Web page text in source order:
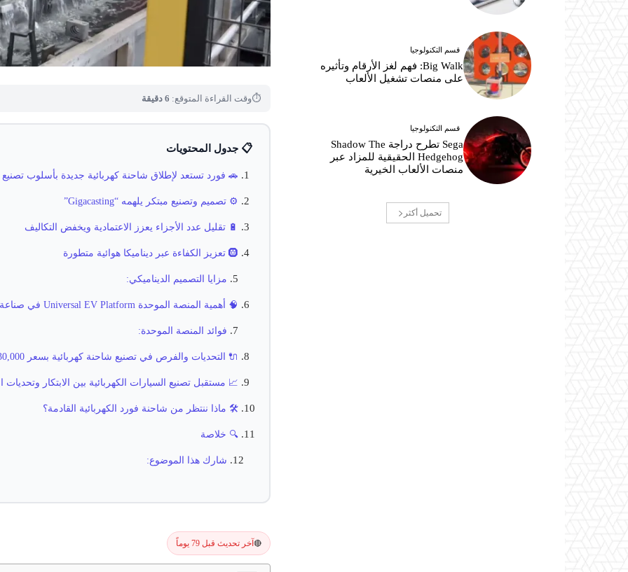
⏱وقت القراءة المتوقع: 6 دقيقة
📋 جدول المحتويات
🚗 فورد تستعد لإطلاق شاحنة كهربائية جديدة بأسلوب
⚙️ تصميم وتصنيع مبتكر يلهمه “Gigacasting”
🔋 تقليل عدد الأجزاء يعزز الاعتمادية ويخفض التكاليف
🛞 تعزيز الكفاءة عبر ديناميكا هوائية متطورة
مزايا التصميم الديناميكي:
🧠 أهمية المنصة الموحدة Universal EV Platform في صناعة السيارات الكهربائية
فوائد المنصة الموحدة:
🔌 التحديات والفرص في تصنيع شاحنة كهربائية بسعر 30,000 دولار
📈 مستقبل تصنيع السيارات الكهربائية بين الابتكار
🛠️ ماذا ننتظر من شاحنة فورد الكهربائية القادمة؟
🔍 خلاصة
شارك هذا الموضوع:
🔴 آخر تحديث قبل 79 يوماً
قسم التكنولوجيا
Big Walk: فهم لغز الأرقام وتأثيره
على منصات تشغيل الألعاب
قسم التكنولوجيا
Sega تطرح دراجة Shadow The
Hedgehog الحقيقية للمزاد عبر
منصات الألعاب الخيرية
تحميل أكثر